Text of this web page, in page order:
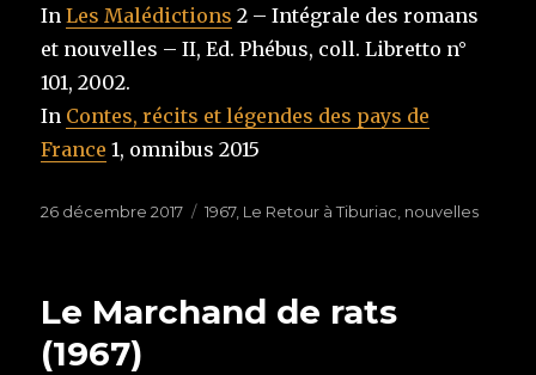
InLes Malédictions 2 – Intégrale des romans
et nouvelles – II, Ed. Phébus, coll. Libretto n°
101, 2002.
In Contes, récits et légendes des pays de
France 1, omnibus 2015
Publié
26 décembre 2017 Étiquettes
1967, Le Retour à Tiburiac nouvelles
Le Marchand de rats
(1967)